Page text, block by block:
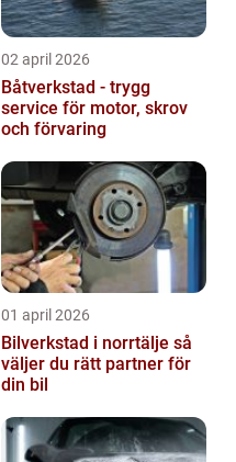
02 april 2026
Båtverkstad - trygg
service för motor, skrov
och förvaring
01 april 2026
Bilverkstad i norrtälje så
väljer du rätt partner för
din bil